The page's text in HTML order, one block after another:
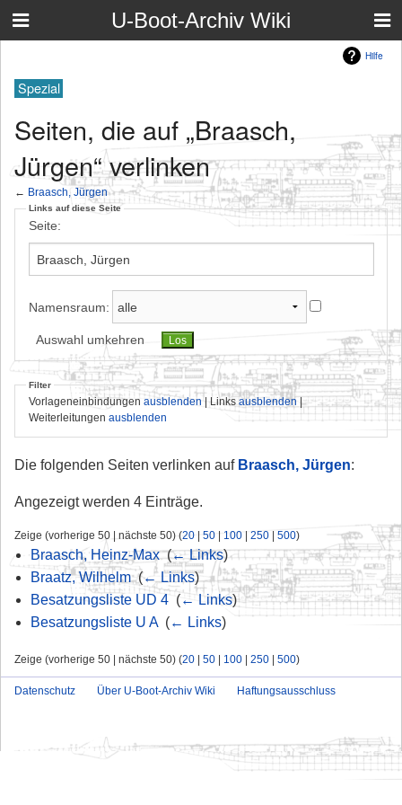
U-Boot-Archiv Wiki
Hilfe
Spezial
Seiten, die auf „Braasch,
Jürgen“ verlinken
← Braasch, Jürgen
Links auf diese Seite
Seite:
Namensraum:
Auswahl umkehren
Filter
Vorlageneinbindungen ausblenden| Linksausblenden|
Weiterleitungen ausblenden
Die folgenden Seiten verlinken auf Braasch, Jürgen:
Angezeigt werden 4 Einträge.
Zeige (vorherige 50 | nächste 50) (20 | 50 | 100 | 250 | 500)
Braasch, Heinz-Max‎(← Links)
Braatz, Wilhelm‎(← Links)
Besatzungsliste UD 4‎ (← Links)
Besatzungsliste U A‎ (← Links)
Zeige (vorherige 50 | nächste 50) (20 | 50 | 100 | 250 | 500)
Datenschutz Über U-Boot-Archiv Wiki Haftungsausschluss